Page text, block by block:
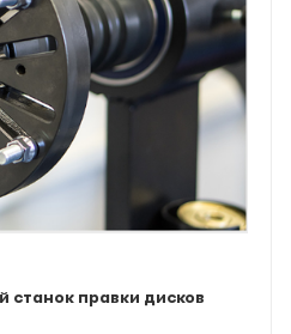
станок правки дисков